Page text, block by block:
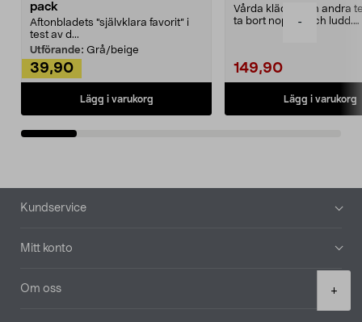
-
+
pack
Aftonbladets "självklara favorit” i
test av d...
Utförande: Grå/beige
39,90
Lägg i varukorg
Vårda kläder och andra
ta bort noppor och ludd.
149,90
Lägg i varukorg
Sidfot
Kundservice
Mitt konto
Om oss